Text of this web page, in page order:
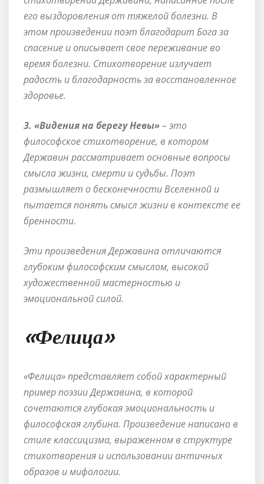
его выздоровления от тяжелой болезни. В
этом произведении поэт благодарит Бога за
спасение и описывает свое переживание во
время болезни. Стихотворение излучает
радость и благодарность за восстановленное
здоровье.
3. «Видения на берегу Невы»– это
философское стихотворение, в котором
Державин рассматривает основные вопросы
смысла жизни, смерти и судьбы. Поэт
размышляет о бесконечности Вселенной и
пытается понять смысл жизни в контексте ее
бренности.
Эти произведения Державина отличаются
глубоким философским смыслом, высокой
художественной мастерностью и
эмоциональной силой.
«Фелица»
«Фелица» представляет собой характерный
пример поэзии Державина, в которой
сочетаются глубокая эмоциональность и
философская глубина. Произведение написано в
стиле классицизма, выраженном в структуре
стихотворения и использовании античных
образов и мифологии.